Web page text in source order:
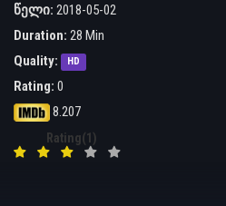
წელი: 2018-05-02
Duration: 28 Min
Quality:
HD
Rating: 0
8.207
Rating(1)